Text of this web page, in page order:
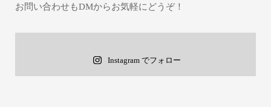
お問い合わせもDMからお気軽にどうぞ！
Instagram でフォロー